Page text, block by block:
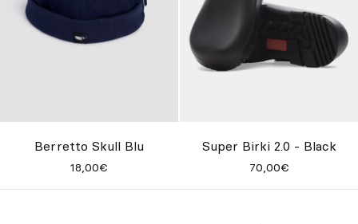
Berretto Skull Blu
18,00€
Super Birki 2.0 - Black
70,00€